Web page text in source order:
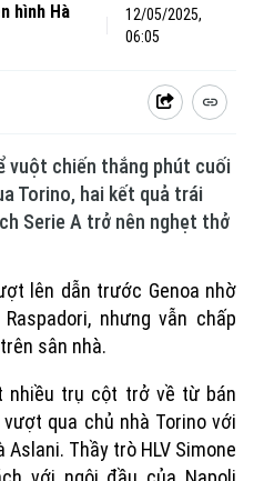
hình Hà
12/05/2025,
06:05
vuột chiến thắng phút cuối
Torino, hai kết quả trái
Serie A trở nên nghẹt thở
lên dẫn trước Genoa nhờ
nhưng vẫn chấp
sân nhà.
nhiều trụ cột trở về từ bán
vượt qua chủ nhà Torino với
Thầy trò HLV Simone